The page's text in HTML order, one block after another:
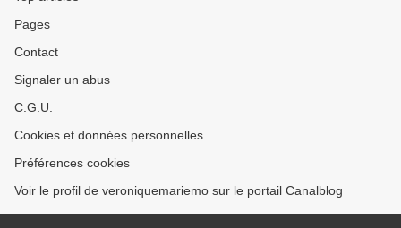
Pages
Contact
Signaler un abus
C.G.U.
Cookies et données personnelles
Préférences cookies
Voir le profil de veroniquemariemo sur le portail Canalblog